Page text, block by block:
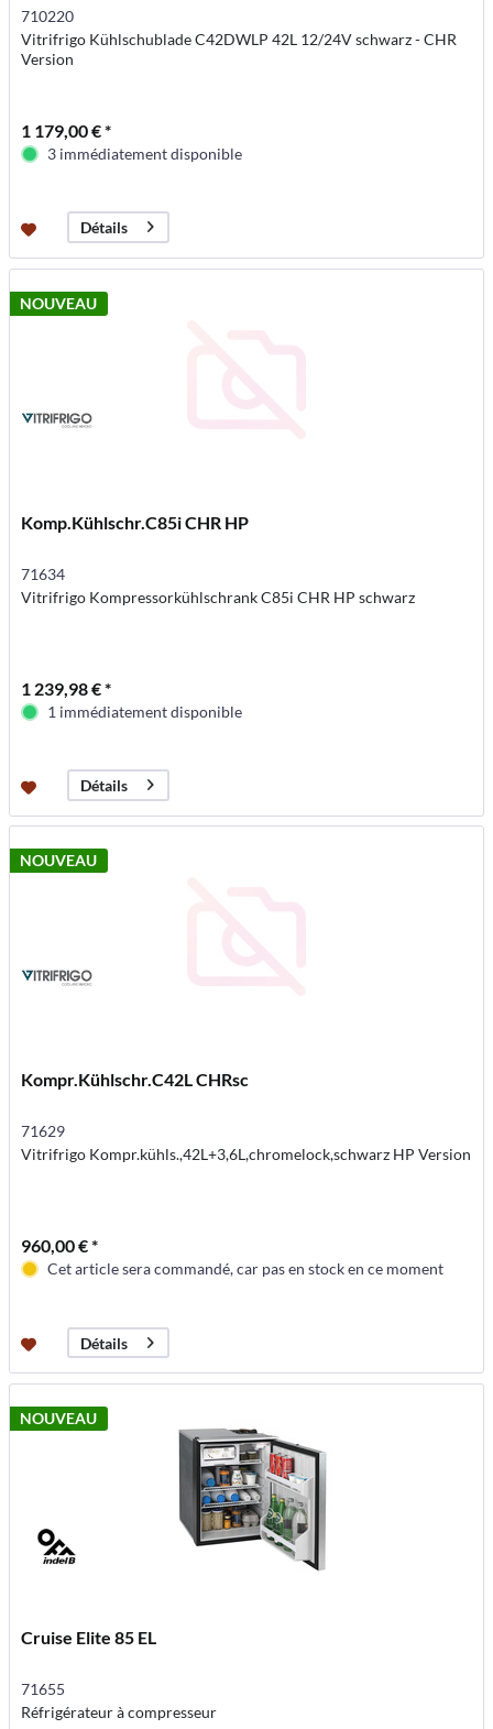
710220
Vitrifrigo Kühlschublade C42DWLP 42L 12/24V schwarz - CHR
Version
1 179,00 € *
3 immédiatement disponible
Détails
NOUVEAU
Komp.Kühlschr.C85i CHR HP
71634
Vitrifrigo Kompressorkühlschrank C85i CHR HP schwarz
1 239,98 € *
1 immédiatement disponible
Détails
NOUVEAU
Kompr.Kühlschr.C42L CHRsc
71629
Vitrifrigo Kompr.kühls.,42L+3,6L,chromelock,schwarz HP Version
960,00 € *
Cet article sera commandé, car pas en stock en ce moment
Détails
NOUVEAU
Cruise Elite 85 EL
71655
Réfrigérateur à compresseur